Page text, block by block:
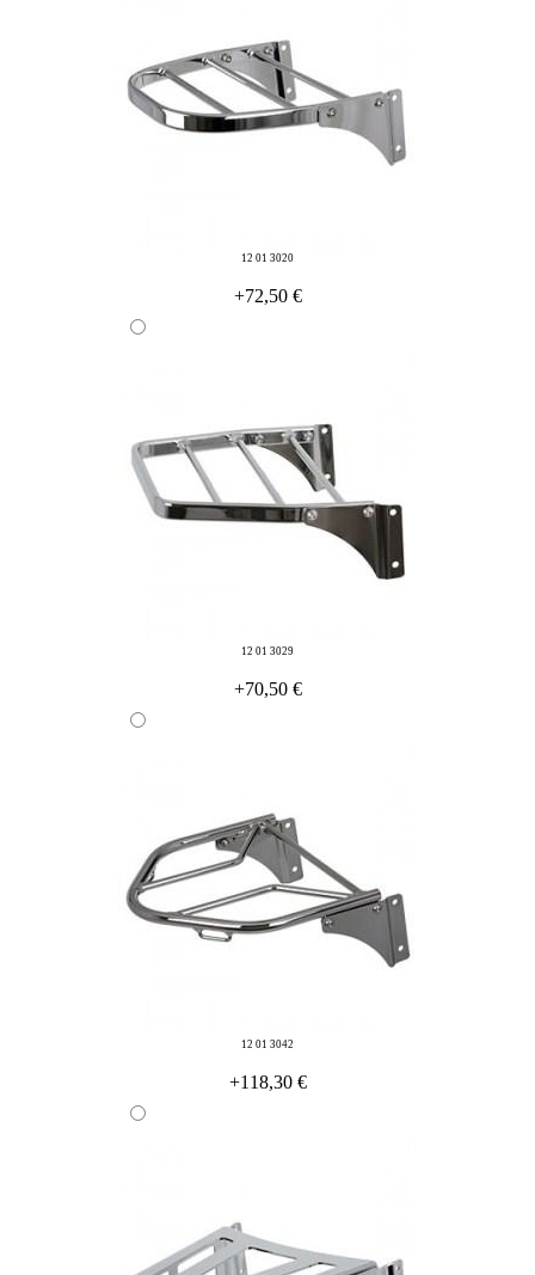
12 01 3020
+72,50 €
12 01 3029
+70,50 €
12 01 3042
+118,30 €